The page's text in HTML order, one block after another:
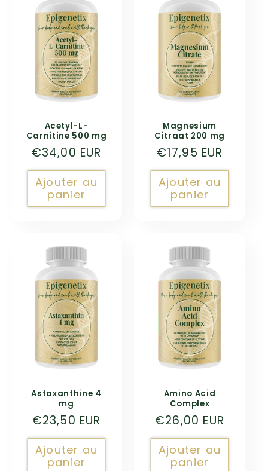
Acetyl-L-
Carnitine 500 mg
Prix
habituel
€34,00 EUR
Ajouter au
panier
Magnesium
Citraat 200 mg
Prix
habituel
€17,95 EUR
Ajouter au
panier
Astaxanthine 4
mg
Prix
habituel
€23,50 EUR
Ajouter au
panier
Amino Acid
Complex
Prix
habituel
€26,00 EUR
Ajouter au
panier